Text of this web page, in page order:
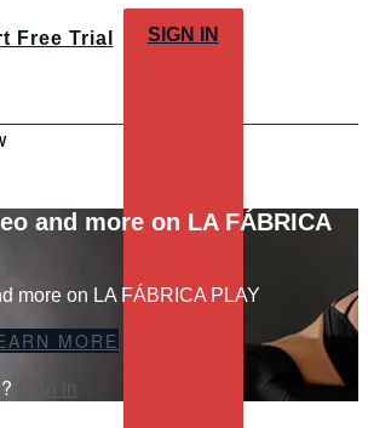
Free Trial SIGN IN
and more on LA FÁBRICA
more on LA FÁBRICA PLAY
MORE
Sign in